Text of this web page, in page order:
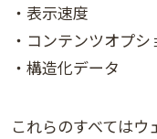
・表示速度
・コンテンツオプシ
・構造化データ
これらのすべてはウ